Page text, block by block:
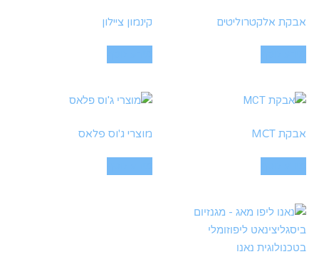
אבקת אלקטרוליטים קינמון ציילון
אבקת MCT מוצרי ג'וס פלאס